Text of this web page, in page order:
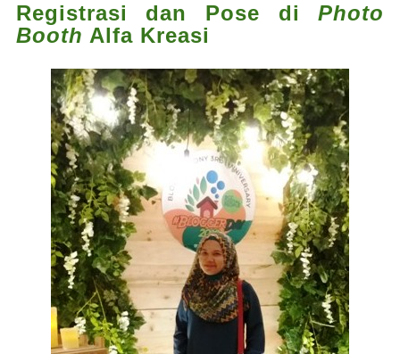
Registrasi dan Pose diPhoto
Booth Alfa Kreasi